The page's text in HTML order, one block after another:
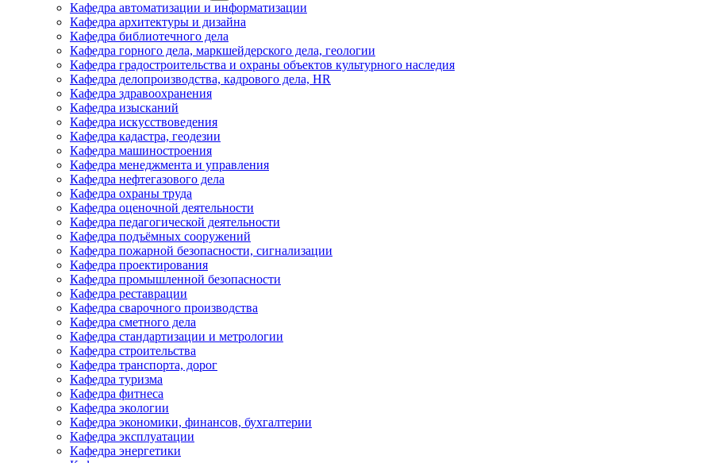
Кафедра автоматизации и информатизации
Кафедра архитектуры и дизайна
Кафедра библиотечного дела
Кафедра горного дела, маркшейдерского дела, геологии
Кафедра градостроительства и охраны объектов культурного наследия
Кафедра делопроизводства, кадрового дела, HR
Кафедра здравоохранения
Кафедра изысканий
Кафедра искусствоведения
Кафедра кадастра, геодезии
Кафедра машиностроения
Кафедра менеджмента и управления
Кафедра нефтегазового дела
Кафедра охраны труда
Кафедра оценочной деятельности
Кафедра педагогической деятельности
Кафедра подъёмных сооружений
Кафедра пожарной безопасности, сигнализации
Кафедра проектирования
Кафедра промышленной безопасности
Кафедра реставрации
Кафедра сварочного производства
Кафедра сметного дела
Кафедра стандартизации и метрологии
Кафедра строительства
Кафедра транспорта, дорог
Кафедра туризма
Кафедра фитнеса
Кафедра экологии
Кафедра экономики, финансов, бухгалтерии
Кафедра эксплуатации
Кафедра энергетики